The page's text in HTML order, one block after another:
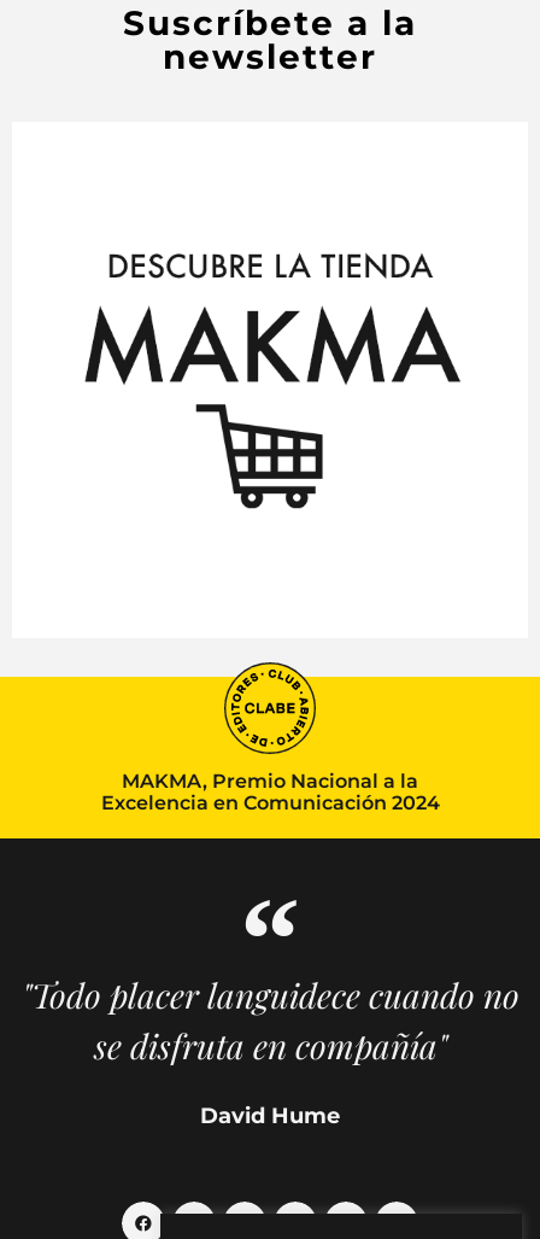
Suscríbete a la
newsletter
MAKMA, Premio Nacional a la
Excelencia en Comunicación 2024
"Todo placer languidece cuando no
se disfruta en compañía"
David Hume